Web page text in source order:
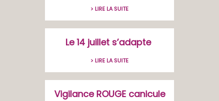
> LIRE LA SUITE
Le 14 juillet s’adapte
> LIRE LA SUITE
Vigilance ROUGE canicule